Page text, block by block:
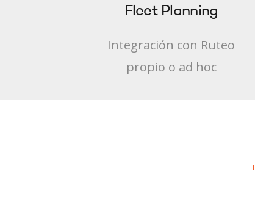
Fleet Planning
Integración con Ruteo
propio o ad hoc